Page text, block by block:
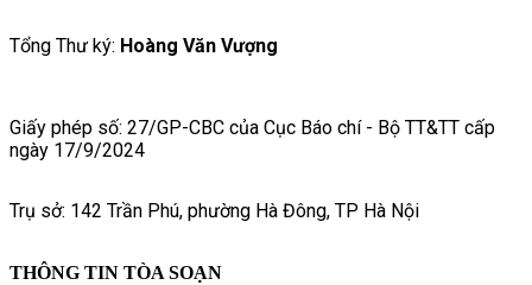
Tổng Thư ký: Hoàng Văn Vượng
Giấy phép số: 27/GP-CBC của Cục Báo chí - Bộ TT&TT cấp
ngày 17/9/2024
Trụ sở: 142 Trần Phú, phường Hà Đông, TP Hà Nội
THÔNG TIN TÒA SOẠN